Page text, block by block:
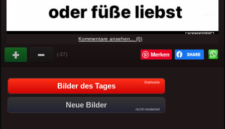
Kommentare ansehen... (0)
(-37) Merken
Bilder des Tages Startseite
Neue Bilder
nicht moderiert